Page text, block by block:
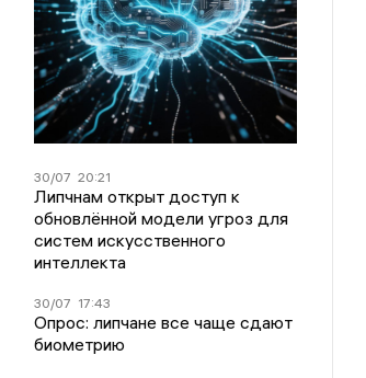
30/07 20:21
Липчнам открыт доступ к
обновлённой модели угроз для
систем искусственного
интеллекта
30/07 17:43
Опрос: липчане все чаще сдают
биометрию